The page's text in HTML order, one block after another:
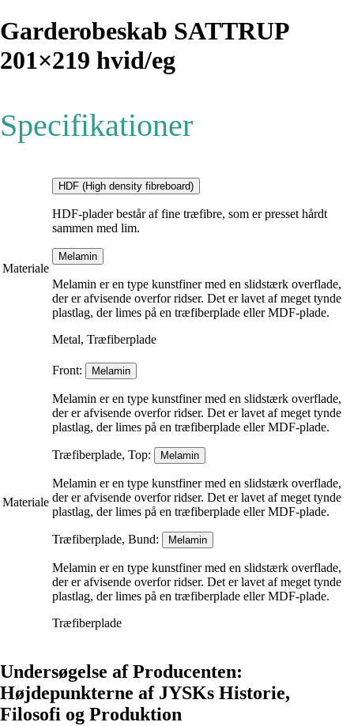
Garderobeskab SATTRUP
201×219 hvid/eg
Specifikationer
Materiale
HDF (High density fibreboard)
HDF-plader består af fine træfibre, som er presset hårdt
sammen med lim.
Melamin
Melamin er en type kunstfiner med en slidstærk overflade,
der er afvisende overfor ridser. Det er lavet af meget tynde
plastlag, der limes på en træfiberplade eller MDF-plade.
Metal, Træfiberplade
Materiale
Front: Melamin
Melamin er en type kunstfiner med en slidstærk overflade,
der er afvisende overfor ridser. Det er lavet af meget tynde
plastlag, der limes på en træfiberplade eller MDF-plade.
Træfiberplade, Top: Melamin
Melamin er en type kunstfiner med en slidstærk overflade,
der er afvisende overfor ridser. Det er lavet af meget tynde
plastlag, der limes på en træfiberplade eller MDF-plade.
Træfiberplade, Bund: Melamin
Melamin er en type kunstfiner med en slidstærk overflade,
der er afvisende overfor ridser. Det er lavet af meget tynde
plastlag, der limes på en træfiberplade eller MDF-plade.
Træfiberplade
Undersøgelse af Producenten:
Højdepunkterne af JYSKs Historie,
Filosofi og Produktion